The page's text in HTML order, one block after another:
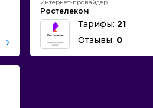
Интернет-провайдер
Ростелеком
Тарифы: 21
Отзывы: 0